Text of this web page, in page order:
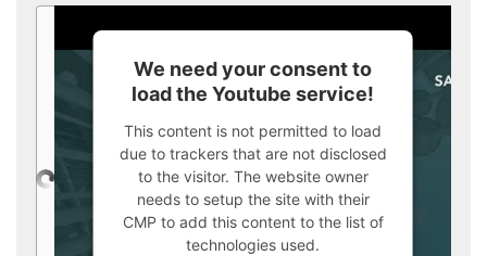
We need your consent to
load the Youtube service!
This content is not permitted to load
due to trackers that are not disclosed
to the visitor. The website owner
needs to setup the site with their
CMP to add this content to the list of
technologies used.